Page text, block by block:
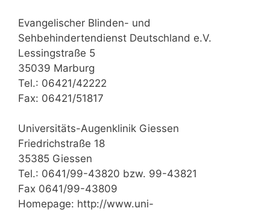
Evangelischer Blinden- und
Sehbehindertendienst Deutschland e.V.
Lessingstraße 5
35039 Marburg
Tel.: 06421/42222
Fax: 06421/51817
Universitäts-Augenklinik Giessen
Friedrichstraße 18
35385 Giessen
Tel.: 0641/99-43820 bzw. 99-43821
Fax 0641/99-43809
Homepage: http://www.uni-